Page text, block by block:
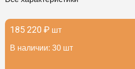
185 220 ₽ шт
В наличии: 30 шт